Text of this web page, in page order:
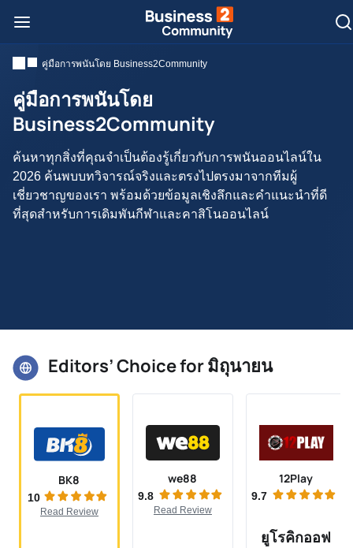
คู่มือการพนันโดย Business2Community
คู่มือการพนันโดย
Business2Community
ค้นหาทุกสิ่งที่คุณจำเป็นต้องรู้เกี่ยวกับการพนันออนไลน์ใน
2026 ค้นพบบทวิจารณ์จริงและตรงไปตรงมาจากทีมผู้
เชี่ยวชาญของเรา พร้อมด้วยข้อมูลเชิงลึกและคำแนะนำที่ดี
ที่สุดสำหรับการเดิมพันกีฬาและคาสิโนออนไลน์
Editors’ Choice for มิถุนายน
BK8
10
Read Review
we88
9.8
Read Review
12Play
9.7
ยูโรคิกออฟ